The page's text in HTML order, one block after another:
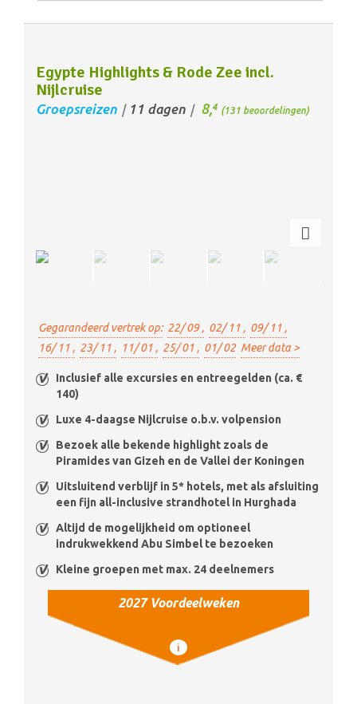
Egypte Highlights & Rode Zee incl.
Nijlcruise
Groepsreizen / 11 dagen / 8, 4 (131 beoordelingen)
Gegarandeerd vertrek op: 22/ 09 , 02/ 11 , 09/ 11 ,
16/ 11 , 23/ 11 , 11/ 01 , 25/ 01 , 01/ 02 Meer data >
Inclusief alle excursies en entreegelden (ca. €
140)
Luxe 4-daagse Nijlcruise o.b.v. volpension
Bezoek alle bekende highlight zoals de
Piramides van Gizeh en de Vallei der Koningen
Uitsluitend verblijf in 5* hotels, met als afsluiting
een fijn all-inclusive strandhotel in Hurghada
Altijd de mogelijkheid om optioneel
indrukwekkend Abu Simbel te bezoeken
Kleine groepen met max. 24 deelnemers
2027 Voordeelweken
i